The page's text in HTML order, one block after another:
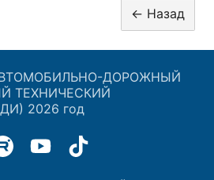
ДОРОЖНЫЙ
ТЕХНИЧЕСКИЙ
2026 год